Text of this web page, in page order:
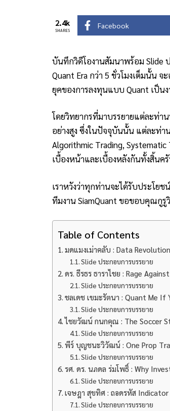
2.4k
SHARES
Facebook
บันทึกวิดีโองานสัมนาพร้อม Slide
Quant Era กว่า 5 ชั่วโมงเต็มนั้น
ยุคของการลงทุนแบบ Quant เป็น
โดยวิทยากรที่มาบรรยายแต่ละท่า
อย่างสูง ซึ่งในปัจจุบันนั้น แต่ละท่า
Algorithmic Trading,
เบื้องหน้าและเบื้องหลังกันทั้งสิ้นค
เราหวังว่าทุกท่านจะได้รับประโ
ทีมงาน SiamQuant ขอขอบคุณกู
Table of Contents
มดแมงเม่าคลับ : Data
Slide ประกอบการบรรยาย
ดร. ธีรธร ธาราไชย : Rage
Slide ประกอบการบรรยาย
ชลเดช เขมะรัตนา : Quant Me If
Slide ประกอบการบรรยาย
ไชยวัฒน์ กนกคุณ : The Soccer
Slide ประกอบการบรรยาย
พีร์ บุญชนะวิวัฒน์ : One Prop
Slide ประกอบการบรรยาย
รศ. ดร. นภดล ร่มโพธิ์ : Why
Slide ประกอบการบรรยาย
เจษฎา สุขทิศ : ถอดรหัส
Slide ประกอบการบรรยาย